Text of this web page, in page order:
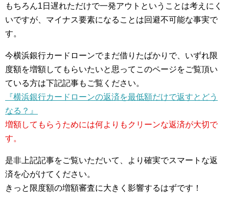
もちろん1日遅れただけで一発アウトということは考えにく
いですが、マイナス要素になることは回避不可能な事実で
す。
今横浜銀行カードローンでまだ借りたばかりで、いずれ限
度額を増額してもらいたいと思ってこのページをご覧頂い
ている方は下記記事もご覧ください。
『横浜銀行カードローンの返済を最低額だけで返すとどう
なる？』
増額してもらうためには何よりもクリーンな返済が大切で
す。
是非上記記事をご覧いただいて、より確実でスマートな返
済を心がけてください。
きっと限度額の増額審査に大きく影響するはずです！